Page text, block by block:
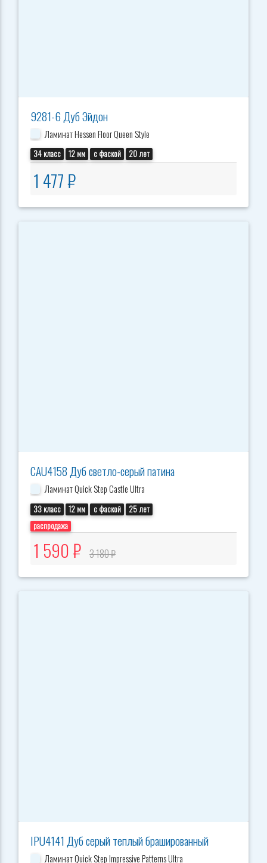
9281-6 Дуб Эйдон
Ламинат Hessen Floor Queen Style
34 класс 12 мм с фаской 20 лет
1 477 ₽
CAU4158 Дуб светло-серый патина
Ламинат Quick Step Castle Ultra
33 класс 12 мм с фаской
25 лет
распродажа
1 590 ₽ 3 180 ₽
IPU4141 Дуб серый теплый брашированный
Ламинат Quick Step Impressive Patterns Ultra